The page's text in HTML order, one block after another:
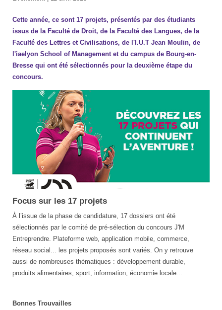
Cette année, ce sont 17 projets, présentés par des étudiants
issus de la Faculté de Droit, de la Faculté des Langues, de la
Faculté des Lettres et Civilisations, de l'I.U.T Jean Moulin, de
l'iaelyon School of Management et du campus de Bourg-en-
Bresse qui ont été sélectionnés pour la deuxième étape du
concours.
Concours
J'M
Entreprendre
2023
Focus sur les 17 projets
À l’issue de la phase de candidature, 17 dossiers ont été
sélectionnés par le comité de pré-sélection du concours J'M
Entreprendre. Plateforme web, application mobile, commerce,
réseau social... les projets proposés sont variés. On y retrouve
aussi de nombreuses thématiques : développement durable,
produits alimentaires, sport, information, économie locale...
Bonnes Trouvailles